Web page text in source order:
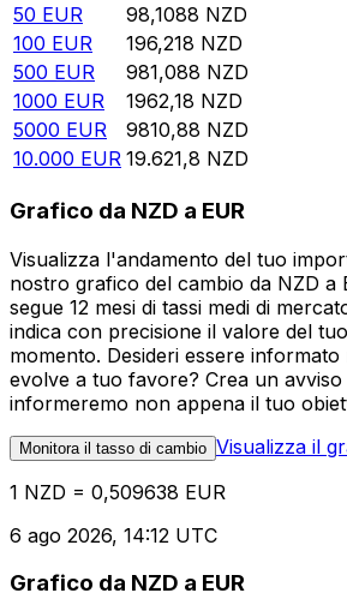
50 EUR 98,1088 NZD
100 EUR 196,218 NZD
500 EUR 981,088 NZD
1000 EUR 1962,18 NZD
5000 EUR 9810,88 NZD
10.000 EUR 19.621,8 NZD
Grafico da NZD a EUR
Visualizza l'andamento del tuo
nostro grafico del cambio da NZD a
segue 12 mesi di tassi medi di
indica con precisione il valore del
momento. Desideri essere
evolve a tuo favore? Crea un avviso
informeremo non appena il tuo
Monitora il tasso di cambio Visualizza il
1 NZD = 0,509638 EUR
6 ago 2026, 14:12 UTC
Grafico da NZD a EUR